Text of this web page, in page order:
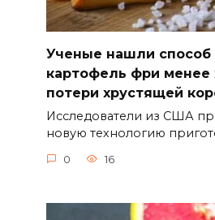
Ученые нашли способ
картофель фри
потери хрустящей
Исследователи из США
новую технологию
0 16